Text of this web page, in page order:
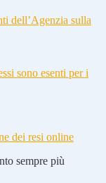
dell’Agenzia sulla
sono esenti per i
dei resi online
sempre più